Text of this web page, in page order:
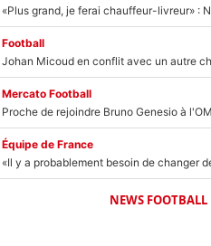
Football
Mercato Football
Équipe de France
NEWS FOOTBALL